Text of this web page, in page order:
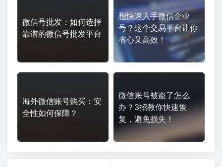
微信号批发：如何选择
靠谱的微信号批发平台
想快速入手微信企业
号？这个交易平台让你
省心又高效！
海外微信账号购买：安
全性如何保障？
微信账号被盗了怎么
办？3招教你快速恢
复，避免损失！